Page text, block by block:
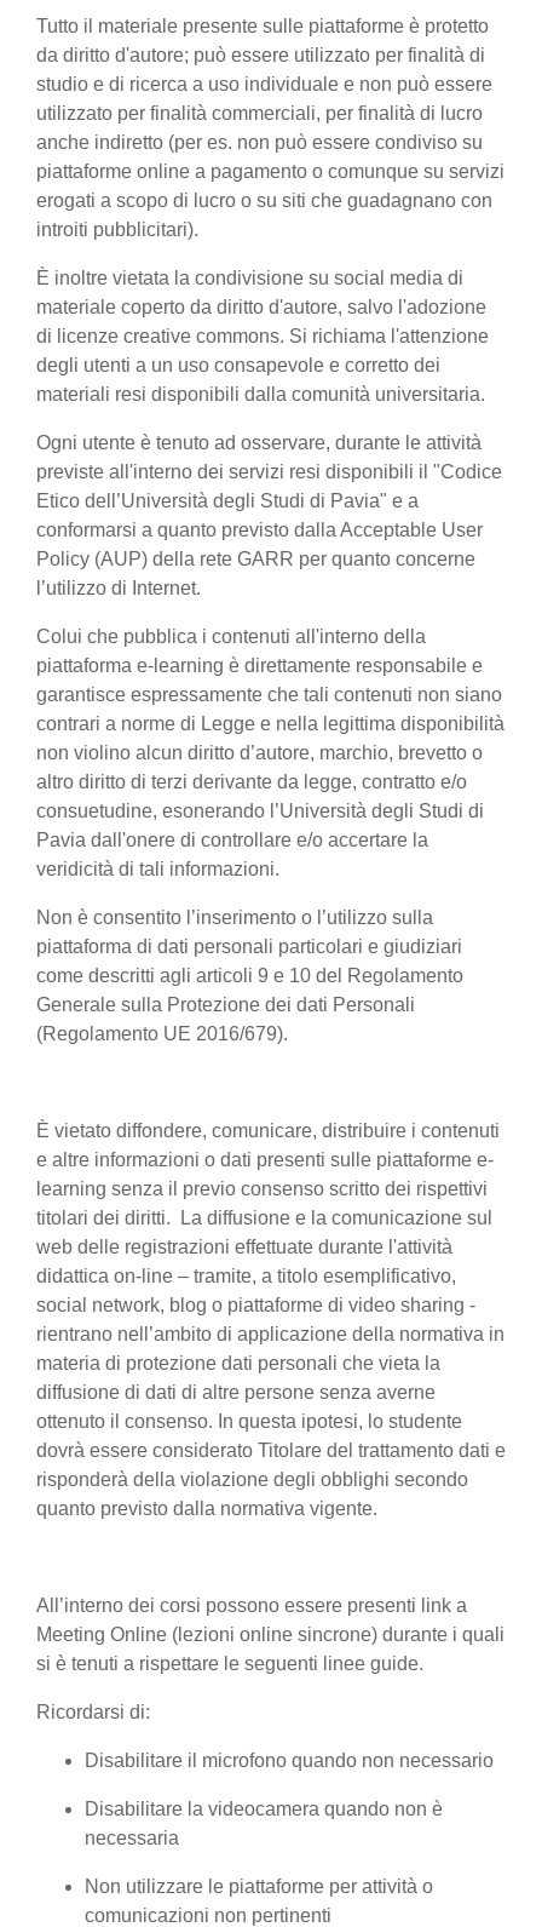
Tutto il materiale presente sulle piattaforme è protetto
da diritto d'autore; può essere utilizzato per finalità di
studio e di ricerca a uso individuale e non può essere
utilizzato per finalità commerciali, per finalità di lucro
anche indiretto (per es. non può essere condiviso su
piattaforme online a pagamento o comunque su servizi
erogati a scopo di lucro o su siti che guadagnano con
introiti pubblicitari).
È inoltre vietata la condivisione su social media di
materiale coperto da diritto d'autore, salvo l'adozione
di licenze creative commons. Si richiama l'attenzione
degli utenti a un uso consapevole e corretto dei
materiali resi disponibili dalla comunità universitaria.
Ogni utente è tenuto ad osservare, durante le attività
previste all'interno dei servizi resi disponibili il "Codice
Etico dell’Università degli Studi di Pavia" e a
conformarsi a quanto previsto dalla Acceptable User
Policy (AUP) della rete GARR per quanto concerne
l’utilizzo di Internet.
Colui che pubblica i contenuti all'interno della
piattaforma e-learning è direttamente responsabile e
garantisce espressamente che tali contenuti non siano
contrari a norme di Legge e nella legittima disponibilità
non violino alcun diritto d’autore, marchio, brevetto o
altro diritto di terzi derivante da legge, contratto e/o
consuetudine, esonerando l’Università degli Studi di
Pavia dall'onere di controllare e/o accertare la
veridicità di tali informazioni.
Non è consentito l’inserimento o l’utilizzo sulla
piattaforma di dati personali particolari e giudiziari
come descritti agli articoli 9 e 10 del Regolamento
Generale sulla Protezione dei dati Personali
(Regolamento UE 2016/679).
È vietato diffondere, comunicare, distribuire i contenuti
e altre informazioni o dati presenti sulle piattaforme e-
learning senza il previo consenso scritto dei rispettivi
titolari dei diritti. La diffusione e la comunicazione sul
web delle registrazioni effettuate durante l'attività
didattica on-line – tramite, a titolo esemplificativo,
social network, blog o piattaforme di video sharing -
rientrano nell’ambito di applicazione della normativa in
materia di protezione dati personali che vieta la
diffusione di dati di altre persone senza averne
ottenuto il consenso. In questa ipotesi, lo studente
dovrà essere considerato Titolare del trattamento dati e
risponderà della violazione degli obblighi secondo
quanto previsto dalla normativa vigente.
All’interno dei corsi possono essere presenti link a
Meeting Online (lezioni online sincrone) durante i quali
si è tenuti a rispettare le seguenti linee guide.
Ricordarsi di:
Disabilitare il microfono quando non necessario
Disabilitare la videocamera quando non è
necessaria
Non utilizzare le piattaforme per attività o
comunicazioni non pertinenti